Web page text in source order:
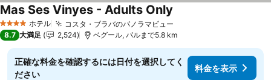
4 ホテルのランク
ホテル コスタ・ブラバのパノラマビュー
Mas Ses Vinyes - Adults Only
8.7 大満足 2,524 ベグール, パルまで5.8 km
正確な料金を確認するには日付を選択してく
ださい
料金を表示